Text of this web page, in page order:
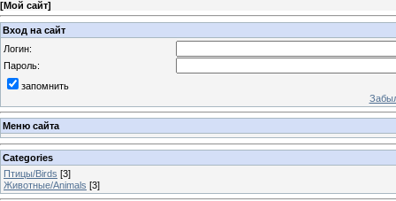
[Мой сайт]
Вход на сайт
Логин:
Пароль:
запомнить
Меню сайта
Categories
Птицы/Birds [3]
Животные/Animals [3]